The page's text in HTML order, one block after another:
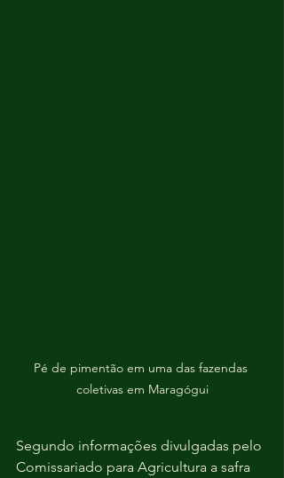
Pé de pimentão em uma das fazendas
coletivas em Maragógui
Segundo informações divulgadas pelo
Comissariado para Agricultura a safra